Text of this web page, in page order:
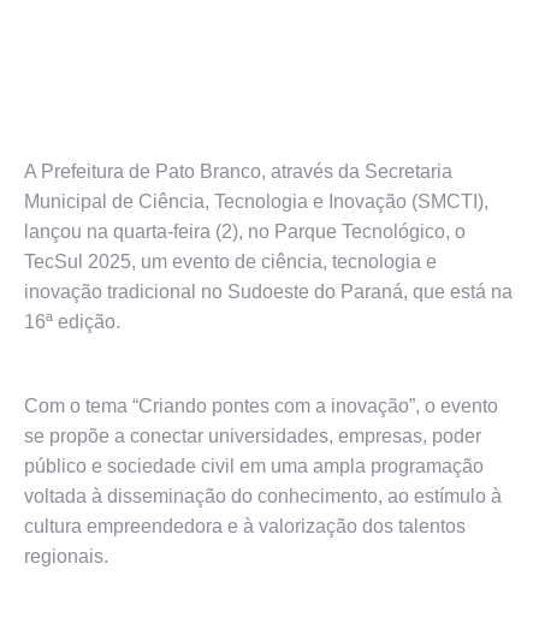
A Prefeitura de Pato Branco, através da Secretaria
Municipal de Ciência, Tecnologia e Inovação (SMCTI),
lançou na quarta-feira (2), no Parque Tecnológico, o
TecSul 2025, um evento de ciência, tecnologia e
inovação tradicional no Sudoeste do Paraná, que está na
16ª edição.
Com o tema “Criando pontes com a inovação”, o evento
se propõe a conectar universidades, empresas, poder
público e sociedade civil em uma ampla programação
voltada à disseminação do conhecimento, ao estímulo à
cultura empreendedora e à valorização dos talentos
regionais.